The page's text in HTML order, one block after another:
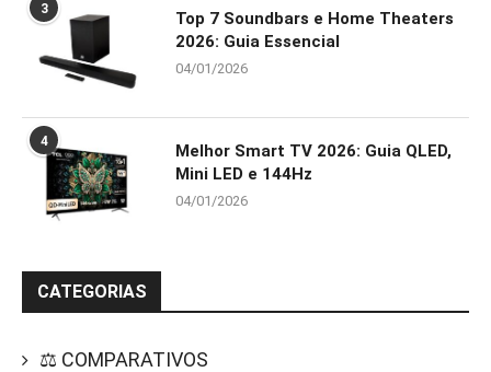
3
Top 7 Soundbars e Home Theaters
2026: Guia Essencial
04/01/2026
4
Melhor Smart TV 2026: Guia QLED,
Mini LED e 144Hz
04/01/2026
CATEGORIAS
⚖️ COMPARATIVOS